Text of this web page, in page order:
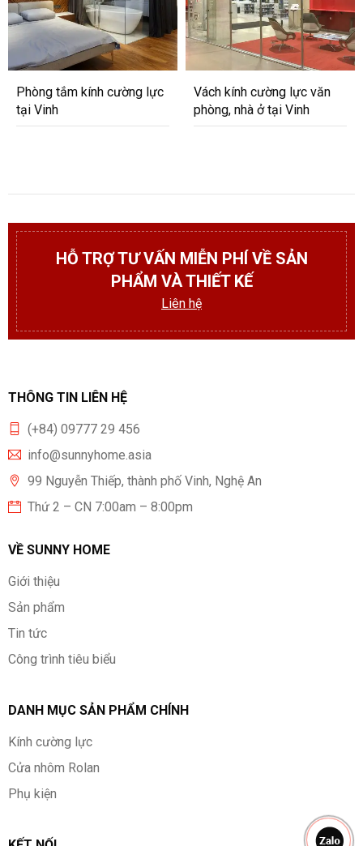
Phòng tắm kính cường lực
tại Vinh
Vách kính cường lực văn
phòng, nhà ở tại Vinh
HỖ TRỢ TƯ VẤN MIỄN PHÍ VỀ SẢN
PHẨM VÀ THIẾT KẾ
Liên hệ
THÔNG TIN LIÊN HỆ
(+84) 09777 29 456
info@sunnyhome.asia
99 Nguyễn Thiếp, thành phố Vinh, Nghệ An
Thứ 2 – CN 7:00am – 8:00pm
VỀ SUNNY HOME
Giới thiệu
Sản phẩm
Tin tức
Công trình tiêu biểu
DANH MỤC SẢN PHẨM CHÍNH
Kính cường lực
Cửa nhôm Rolan
Phụ kiện